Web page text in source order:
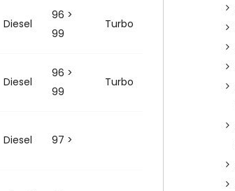
Diesel
96 >
99
Turbo
Diesel
96 >
99
Turbo
Diesel 97 >